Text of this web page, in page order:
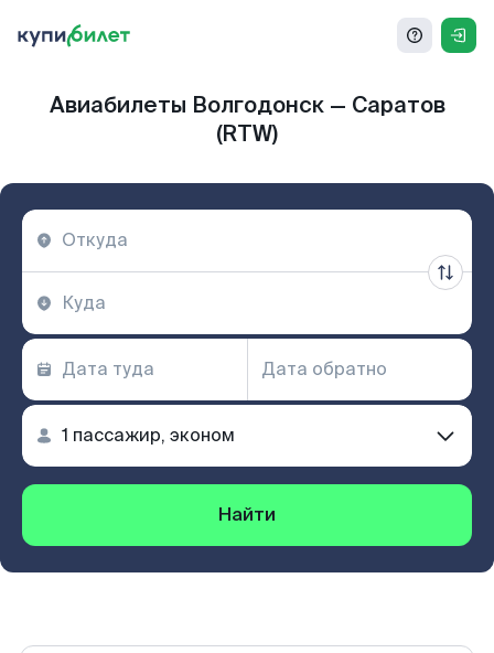
Авиабилеты Волгодонск — Саратов
(RTW)
Найти